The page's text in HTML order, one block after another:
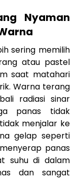
Nyaman
sering memilih
atau pastel
saat matahari
Warna terang
radiasi sinar
panas tidak
menjalar ke
gelap seperti
panas
suhu di dalam
dan sangat